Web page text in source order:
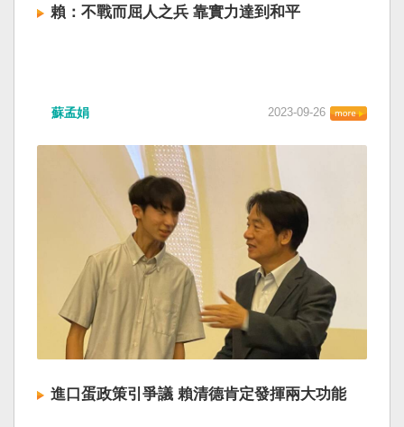
賴：不戰而屈人之兵 靠實力達到和平
蘇孟娟 2023-09-26
進口蛋政策引爭議 賴清德肯定發揮兩大功能